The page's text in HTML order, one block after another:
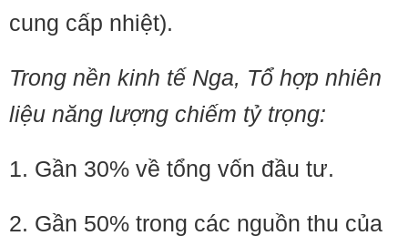
cung cấp nhiệt).
Trong nền kinh tế Nga, Tổ hợp nhiên
liệu năng lượng chiếm tỷ trọng:
1. Gần 30% về tổng vốn đầu tư.
2. Gần 50% trong các nguồn thu của